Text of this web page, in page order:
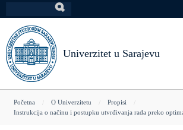
na
glavni
sadržaj
Univerzitet u Sarajevu
You
Početna O Univerzitetu
Propisi
Instrukcija o načinu i postupku utvrđivanja rada preko